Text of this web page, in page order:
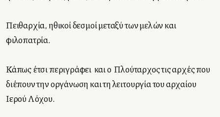
Πειθαρχία, ηθικοί δεσμοί μεταξύ των μελών και
φιλοπατρία.
Κάπως έτσι περιγράφει και ο Πλούταρχος τις αρχές που
διέπουν την οργάνωση και τη λειτουργία του αρχαίου
Ιερού Λόχου.